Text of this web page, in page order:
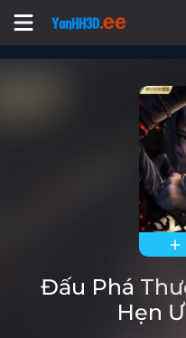
Đấu Phá
Hẹn